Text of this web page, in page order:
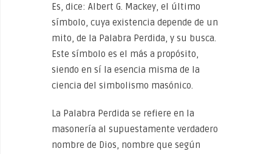
Es, dice: Albert G. Mackey, el último
símbolo, cuya existencia depende de un
mito, de la Palabra Perdida, y su busca.
Este símbolo es el más a propósito,
siendo en sí la esencia misma de la
ciencia del simbolismo masónico.
La Palabra Perdida se refiere en la
masonería al supuestamente verdadero
nombre de Dios, nombre que según